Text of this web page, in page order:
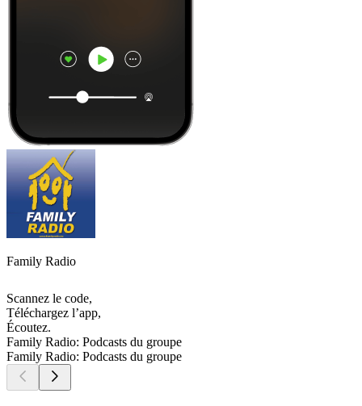
Family Radio
Scannez le code,
Téléchargez l’app,
Écoutez.
Family Radio: Podcasts du groupe
Family Radio: Podcasts du groupe